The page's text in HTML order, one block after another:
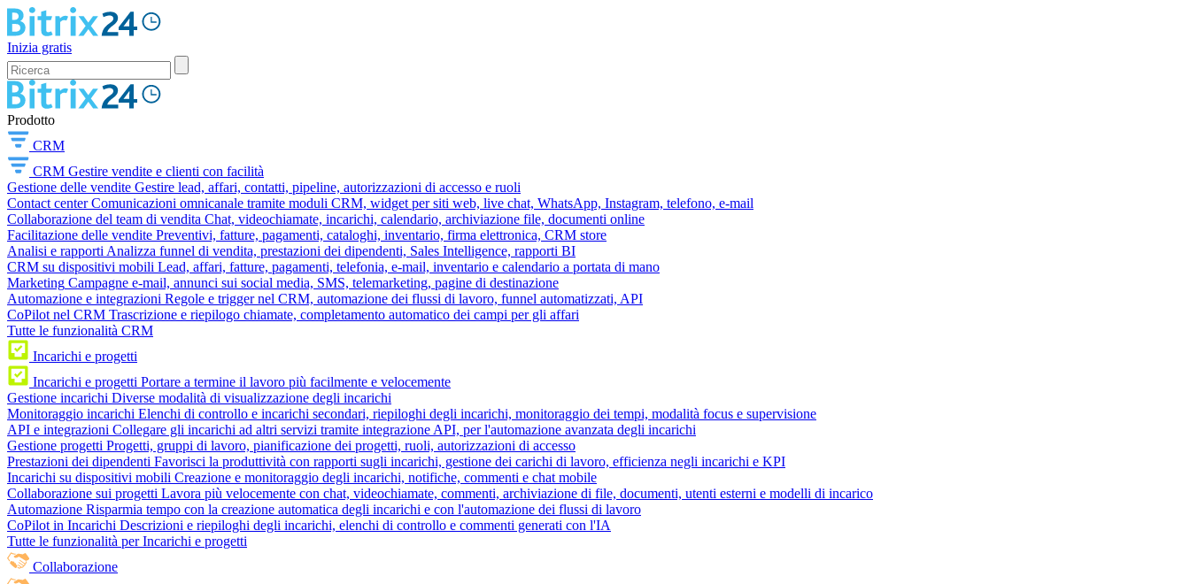
Inizia gratis
Prodotto
CRM
CRM Gestire vendite e clienti con facilità
Gestione delle vendite Gestire lead, affari, contatti, pipeline, autorizzazioni di accesso e ruoli
Contact center Comunicazioni omnicanale tramite moduli CRM, widget per siti web, live chat, WhatsApp, Instagram, telefono, e-mail
Collaborazione del team di vendita Chat, videochiamate, incarichi, calendario, archiviazione file, documenti online
Facilitazione delle vendite Preventivi, fatture, pagamenti, cataloghi, inventario, firma elettronica, CRM store
Analisi e rapporti Analizza funnel di vendita, prestazioni dei dipendenti, Sales Intelligence, rapporti BI
CRM su dispositivi mobili Lead, affari, fatture, pagamenti, telefonia, e-mail, inventario e calendario a portata di mano
Marketing Campagne e-mail, annunci sui social media, SMS, telemarketing, pagine di destinazione
Automazione e integrazioni Regole e trigger nel CRM, automazione dei flussi di lavoro, funnel automatizzati, API
CoPilot nel CRM Trascrizione e riepilogo chiamate, completamento automatico dei campi per gli affari
Tutte le funzionalità CRM
Incarichi e progetti
Incarichi e progetti Portare a termine il lavoro più facilmente e velocemente
Gestione incarichi Diverse modalità di visualizzazione degli incarichi
Monitoraggio incarichi Elenchi di controllo e incarichi secondari, riepiloghi degli incarichi, monitoraggio dei tempi, modalità focus e supervisione
API e integrazioni Collegare gli incarichi ad altri servizi tramite integrazione API, per l'automazione avanzata degli incarichi
Gestione progetti Progetti, gruppi di lavoro, pianificazione dei progetti, ruoli, autorizzazioni di accesso
Prestazioni dei dipendenti Favorisci la produttività con rapporti sugli incarichi, gestione dei carichi di lavoro, efficienza negli incarichi e KPI
Incarichi su dispositivi mobili Creazione e monitoraggio degli incarichi, notifiche, commenti e chat mobile
Collaborazione sui progetti Lavora più velocemente con chat, videochiamate, commenti, archiviazione di file, documenti, utenti esterni e modelli di incarico
Automazione Risparmia tempo con la creazione automatica degli incarichi e con l'automazione dei flussi di lavoro
CoPilot in Incarichi Descrizioni e riepiloghi degli incarichi, elenchi di controllo e commenti generati con l'IA
Tutte le funzionalità per Incarichi e progetti
Collaborazione